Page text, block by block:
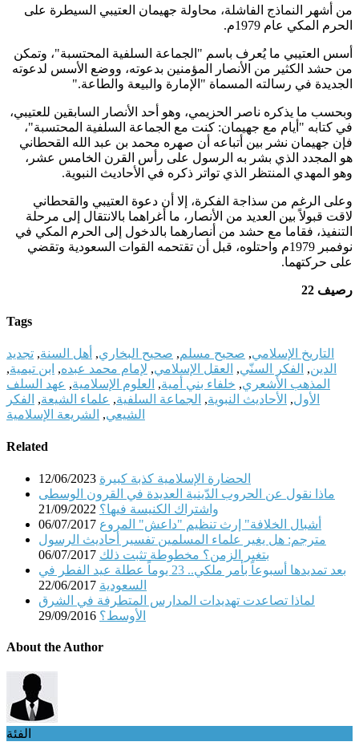
من أشهر النماذج الفاشلة، محاولة جهيمان العتيبي السيطرة على
الحرم المكي عام 1979م
.
أسس العتيبي ما يُعرف باسم "الجماعة السلفية المحتسبة"، وتمكن
من حشد الكثير من الأنصار المؤمنين بدعوته، ووضع الأسس لدعوته
الجديدة في رسالته المسماة "الإمارة والبيعة والطاعة".
وبحسب ما يذكره ناصر الحزيمي، وهو أحد الأنصار السابقين للعتيبي،
في كتابه "أيام مع جهيمان: كنت مع الجماعة السلفية المحتسبة"،
فإن جهيمان نشر بين أتباعه أن صهره محمد بن عبد الله القحطاني
هو المجدد الذي بشر به الرسول على رأس القرن الخامس عشر،
وهو المهدي المنتظر الذي تواتر ذكره في الأحاديث النبوية.
وعلى الرغم من سذاجة الفكرة، إلا أن دعوة العتيبي والقحطاني
لاقت قبولاً بين العديد من الأنصار، ما أغراهما بالانتقال إلى مرحلة
التنفيذ، فقاما مع حشد من أنصارهما بالدخول إلى الحرم المكي في
نوفمبر 1979م واحتلوه، قبل أن تقتحمه القوات السعودية وتقضي
على حركتهما.
رصيف 22
Tags
التاريخ الإسلامي, صحيح مسلم, صحيح البخاري, أهل السنة, تجديد
الدين, الفكر السنّي, العقل الإسلامي, لإمام محمد عبده, ابن تيمية,
المذهب الأشعري, خلفاء بني أمية, العلوم الإسلامية, عهد السلف
الأول, الأحاديث النبوية, الجماعة السلفية, علماء الشيعة, الفكر
الشيعي, الشريعة الإسلامية
Related
الحضارة الإسلامية كذبة كبيرة
ماذا نقول عن الحروب الدّينية العديدة في القرون الوسطى
واشتراك الكنيسة فيها؟
أشبال الخلافة" إرث تنظيم "داعش" المروع
مترجم: هل يغير علماء المسلمين تفسير أحاديث الرسول
بتغير الزمن؟ مخطوطة تثبت ذلك
بعد تمديدها أسبوعاً بأمر ملكي.. 23 يوماً عطلة عيد الفطر في
السعودية
لماذا تصاعدت تهديدات المدارس المتطرفة في الشرق
الأوسط؟
About the Author
الفئة